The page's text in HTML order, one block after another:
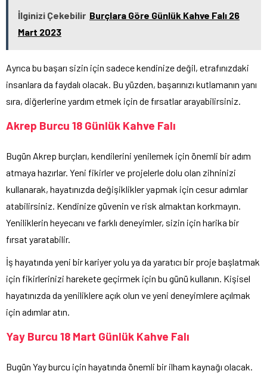
İlginizi Çekebilir Burçlara Göre Günlük Kahve Falı 26
Mart 2023
Ayrıca bu başarı sizin için sadece kendinize değil, etrafınızdaki
insanlara da faydalı olacak. Bu yüzden, başarınızı kutlamanın yanı
sıra, diğerlerine yardım etmek için de fırsatlar arayabilirsiniz.
Akrep Burcu 18 Günlük Kahve Falı
Bugün Akrep burçları, kendilerini yenilemek için önemli bir adım
atmaya hazırlar. Yeni fikirler ve projelerle dolu olan zihninizi
kullanarak, hayatınızda değişiklikler yapmak için cesur adımlar
atabilirsiniz. Kendinize güvenin ve risk almaktan korkmayın.
Yeniliklerin heyecanı ve farklı deneyimler, sizin için harika bir
fırsat yaratabilir.
İş hayatında yeni bir kariyer yolu ya da yaratıcı bir proje başlatmak
için fikirlerinizi harekete geçirmek için bu günü kullanın. Kişisel
hayatınızda da yeniliklere açık olun ve yeni deneyimlere açılmak
için adımlar atın.
Yay Burcu 18 Mart Günlük Kahve Falı
Bugün Yay burcu için hayatında önemli bir ilham kaynağı olacak.